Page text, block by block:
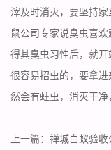
滓及时消灭，要坚持
鼠公司专家说臭虫喜
得其臭虫习性后，就开
很容易招虫的，要拿
然会有蛀虫，消灭干净
上一篇： 禅城白蚁验